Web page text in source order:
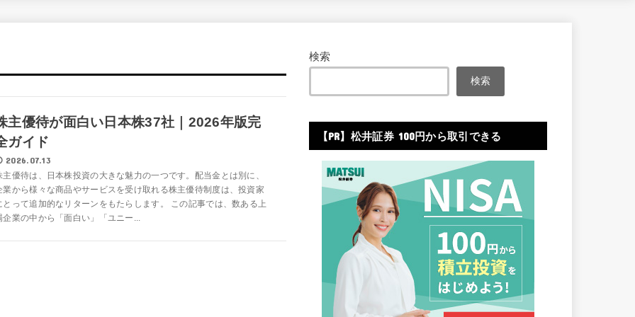
主優待が面白い日本株37社｜2026年版完
ガイド
2026.07.13
主優待は、日本株投資の大きな魅力の一つです。配当金とは別に、
業から様々な商品やサービスを受け取れる株主優待制度は、投資家
とって追加的なリターンをもたらします。 この記事では、数ある上
企業の中から「面白い」「ユニー...
検索
検索
【PR】松井証券 100円から取引できる